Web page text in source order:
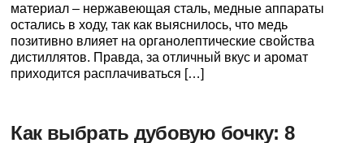
материал – нержавеющая сталь, медные аппараты
остались в ходу, так как выяснилось, что медь
позитивно влияет на органолептические свойства
дистиллятов. Правда, за отличный вкус и аромат
приходится расплачиваться […]
Как выбрать дубовую бочку: 8